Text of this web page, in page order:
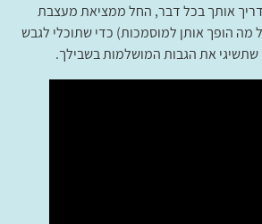
אותך בכל דבר, החל ממציאת מעצבת
מה הופך אותן למוסמכות) כדי שתוכלי לגבש
את הגבות המושלמות בשבילך.